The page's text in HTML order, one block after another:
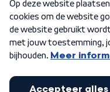
Algemene voorwaarden